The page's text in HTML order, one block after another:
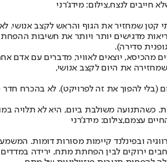
לנצח,צילום: מידג'רני
שמחזיר את הגוף והראש לקצב אנושי. לא
מדגישים יותר ויותר את חשיבות
סדירה).
יוצאים לאוויר, מדברים עם אדם
(בלי להפוך את זה לפרויקט). לא בהכרח
כשהתנועה משולבת ביום, היא לא תלויה
עצמם,צילום: מידג'רני
ובפינלנד קיימות מסורות דומות.